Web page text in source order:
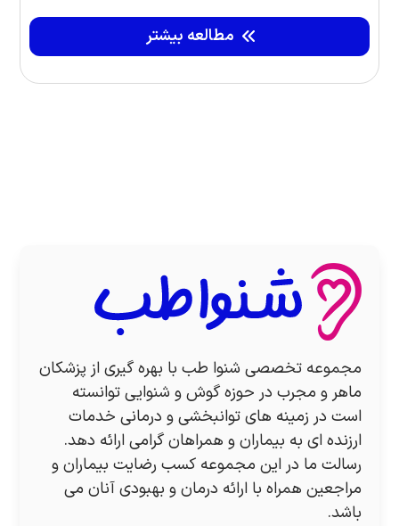
مطالعه بیشتر
مجموعه تخصصی شنوا طب با بهره گیری از پزشکان
ماهر و مجرب در حوزه گوش و شنوایی توانسته
است در زمینه های توانبخشی و درمانی خدمات
ارزنده ای به بیماران و همراهان گرامی ارائه دهد.
رسالت ما در این مجموعه کسب رضایت بیماران و
مراجعین همراه با ارائه درمان و بهبودی آنان می
باشد.